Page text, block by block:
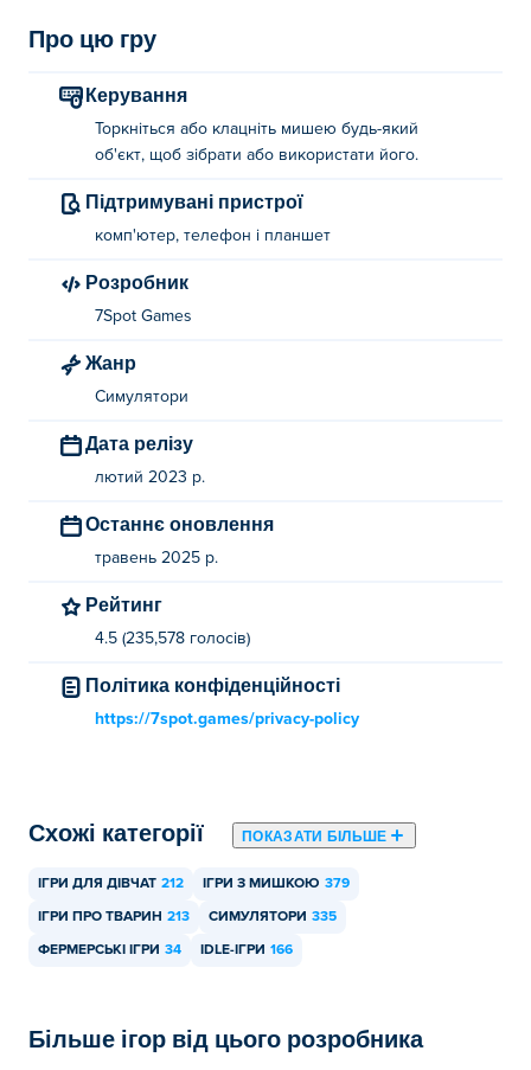
Про цю гру
Керування
Торкніться або клацніть мишею будь-який
об'єкт, щоб зібрати або використати його.
Підтримувані пристрої
комп'ютер, телефон і планшет
Розробник
7Spot Games
Жанр
Симулятори
Дата релізу
лютий 2023 р.
Останнє оновлення
травень 2025 р.
Рейтинг
4.5 (235,578 голосів)
Політика конфіденційності
https://7spot.games/privacy-policy
Схожі категорії ПОКАЗАТИ БІЛЬШЕ
ІГРИ ДЛЯ ДІВЧАТ 212 ІГРИ З МИШКОЮ 379
ІГРИ ПРО ТВАРИН 213 СИМУЛЯТОРИ 335
ФЕРМЕРСЬКІ ІГРИ 34 IDLE-ІГРИ 166
Більше ігор від цього розробника